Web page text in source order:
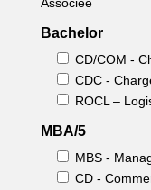
Bachelor
CD/COM -
CDC -
ROCL –
MBA/5
MBS -
CD -